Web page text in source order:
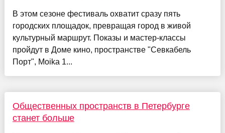
В этом сезоне фестиваль охватит сразу пять
городских площадок, превращая город в живой
культурный маршрут. Показы и мастер-классы
пройдут в Доме кино, пространстве "Севкабель
Порт", Moika 1...
Общественных пространств в Петербурге
станет больше